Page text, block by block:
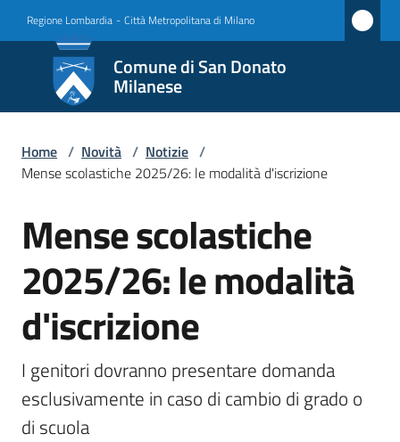
Regione Lombardia - Città Metropolitana di Milano
Comune di San Donato
Milanese
Comune
di San
Donato
Milanese
Amministrazione
Novità
Menu selezionato
Servizi
Vivere
San
Donato
Milanese
Home / Novità / Notizie /
Mense scolastiche 2025/26: le modalità d'iscrizione
Salta al contenuto
Mense scolastiche
2025/26: le modalità
d'iscrizione
I genitori dovranno presentare domanda
esclusivamente in caso di cambio di grado o
di scuola